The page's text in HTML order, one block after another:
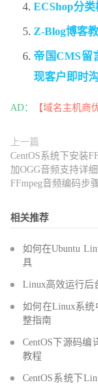
ECShop分
Z-Blog博客
帝国CMS留
现客户即时
AD： 【域名主机商
上一篇
CentOS系统下安装
加OGG音频支持详
FFmpeg音频编码步骤
相关推荐
如何在Ubuntu
具
Linux高效运行后
如何在Linux系统
整指南
CentOS下源码编
教程
CentOS系统下